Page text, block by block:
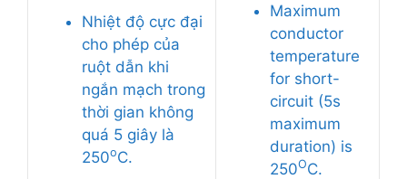
Nhiệt độ cực đại
cho phép của
ruột dẫn khi
ngắn mạch trong
thời gian không
quá 5 giây là
250oC.
Maximum
conductor
temperature
for short-
circuit (5s
maximum
duration) is
250OC.